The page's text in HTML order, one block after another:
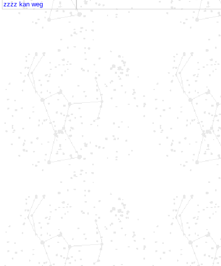
zzzz kan weg